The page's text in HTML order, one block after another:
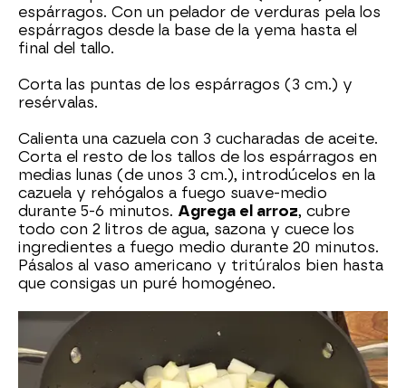
espárragos. Con un pelador de verduras pela los
espárragos desde la base de la yema hasta el
final del tallo.
Corta las puntas de los espárragos (3 cm.) y
resérvalas.
Calienta una cazuela con 3 cucharadas de aceite.
Corta el resto de los tallos de los espárragos en
medias lunas (de unos 3 cm.), introdúcelos en la
cazuela y rehógalos a fuego suave-medio
durante 5-6 minutos. Agrega el arroz, cubre
todo con 2 litros de agua, sazona y cuece los
ingredientes a fuego medio durante 20 minutos.
Pásalos al vaso americano y tritúralos bien hasta
que consigas un puré homogéneo.